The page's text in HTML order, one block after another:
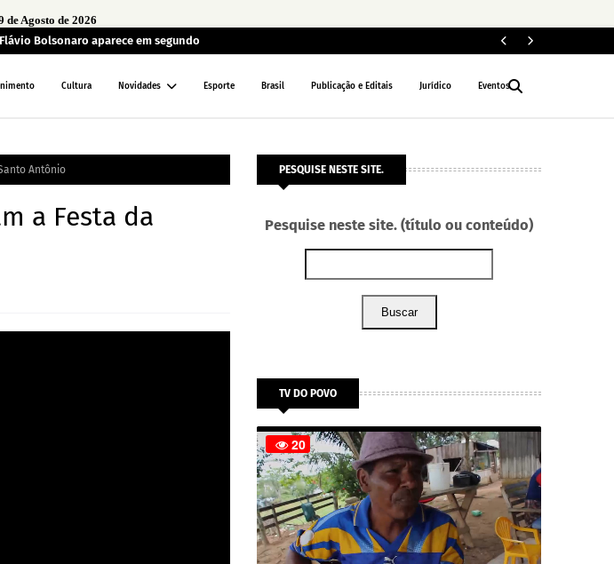
de Agosto de 2026
Bolsonaro aparece em segundo
Cultura Novidades Esporte Brasil Publicação e Editais Jurídico Eventos
Antônio
a Festa da
PESQUISE NESTE SITE.
Pesquise neste site. (título ou conteúdo)
Buscar
TV DO POVO